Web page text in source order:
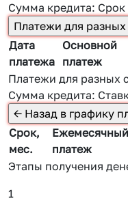
Сумма кредита: Срок
Дата
платежа
Основной
платеж
Платежи для разных
Сумма кредита:
Срок,
мес.
Ежемесячный
платеж
Этапы получения
1